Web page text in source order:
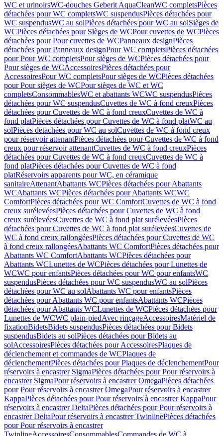
WC et urinoirsWC-douches Geberit AquaCleanWC completsPièces
détachées pour WC completsWC suspendusPièces détachées pour
WC suspendusWC au solPièces détachées pour WC au solSièges de
WCPièces détachées pour Sièges de WCPour cuvettes de WCPièces
détachées pour Pour cuvettes de WCPanneaux designPièces
détachées pour Panneaux designPour WC completsPièces détachées
pour Pour WC completsPour sièges de WCPièces détachées pour
Pour sièges de WCAccessoiresPièces détachées pour
AccessoiresPour WC completsPour sièges de WCPièces détachées
pour Pour sièges de WCPour sièges de WC et WC
completsConsommablesWC et abattants WCWC suspendusPièces
détachées pour WC suspendusCuvettes de WC à fond creuxPièces
détachées pour Cuvettes de WC à fond creuxCuvettes de WC à
fond platPièces détachées pour Cuvettes de WC à fond platWC au
solPièces détachées pour WC au solCuvettes de WC à fond creux
pour réservoir attenantPièces détachées pour Cuvettes de WC à fond
creux pour réservoir attenantCuvettes de WC à fond creuxPièces
détachées pour Cuvettes de WC à fond creuxCuvettes de WC à
fond platPièces détachées pour Cuvettes de WC à fond
platRéservoirs apparents pour WC, en céramique
sanitaireAttenantAbattants WCPièces détachées pour Abattants
WCAbattants WCPièces détachées pour Abattants WCWC
ComfortPièces détachées pour WC ComfortCuvettes de WC à fond
creux surélevéesPièces détachées pour Cuvettes de WC à fond
creux surélevéesCuvettes de WC à fond plat surélevéesPièces
détachées pour Cuvettes de WC à fond plat surélevéesCuvettes de
WC à fond creux rallongéesPièces détachées pour Cuvettes de WC
à fond creux rallongéesAbattants WC ComfortPièces détachées pour
Abattants WC ComfortAbattants WCPièces détachées pour
Abattants WCLunettes de WCPièces détachées pour Lunettes de
WCWC pour enfantsPièces détachées pour WC pour enfantsWC
suspendusPièces détachées pour WC suspendusWC au solPièces
détachées pour WC au solAbattants WC pour enfantsPièces
détachées pour Abattants WC pour enfantsAbattants WCPièces
détachées pour Abattants WCLunettes de WCPièces détachées pour
Lunettes de WCWC plain-piedAvec rinçageAccessoiresMatériel de
fixationBidetsBidets suspendusPièces détachées pour Bidets
suspendusBidets au solPièces détachées pour Bidets au
solAccessoiresPièces détachées pour AccessoiresPlaques de
déclenchement et commandes de WCPlaques de
déclenchementPièces détachées pour Plaques de déclenchementPour
réservoirs à encastrer SigmaPièces détachées pour Pour réservoirs à
encastrer SigmaPour réservoirs à encastrer OmegaPièces détachées
pour Pour réservoirs à encastrer OmegaPour réservoirs à encastrer
KappaPièces détachées pour Pour réservoirs à encastrer KappaPour
réservoirs à encastrer DeltaPièces détachées pour Pour réservoirs à
encastrer DeltaPour réservoirs à encastrer TwinlinePièces détachées
pour Pour réservoirs à encastrer
TwinlineAccessoiresConsommablesCommandes de WC à